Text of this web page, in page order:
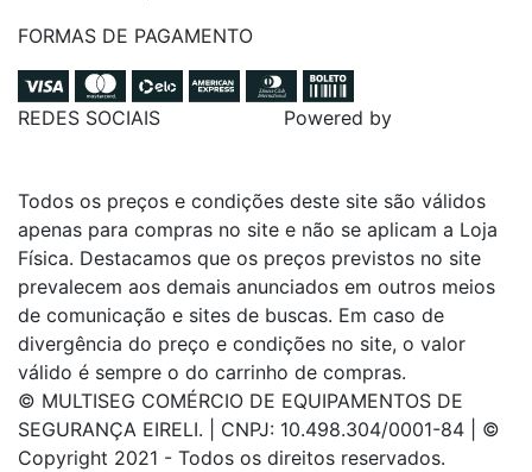
FORMAS DE PAGAMENTO
REDES SOCIAIS Powered by
Todos os preços e condições deste site são válidos
apenas para compras no site e não se aplicam a Loja
Física. Destacamos que os preços previstos no site
prevalecem aos demais anunciados em outros meios
de comunicação e sites de buscas. Em caso de
divergência do preço e condições no site, o valor
válido é sempre o do carrinho de compras.
© MULTISEG COMÉRCIO DE EQUIPAMENTOS DE
SEGURANÇA EIRELI. | CNPJ: 10.498.304/0001-84 | ©
Copyright 2021 - Todos os direitos reservados.